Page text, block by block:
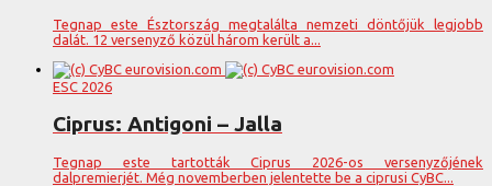
Tegnap este Észtország megtalálta nemzeti döntőjük legjobb
dalát. 12 versenyző közül három került a...
ESC 2026
Ciprus: Antigoni – Jalla
Tegnap este tartották Ciprus 2026-os versenyzőjének
dalpremierjét. Még novemberben jelentette be a ciprusi CyBC...